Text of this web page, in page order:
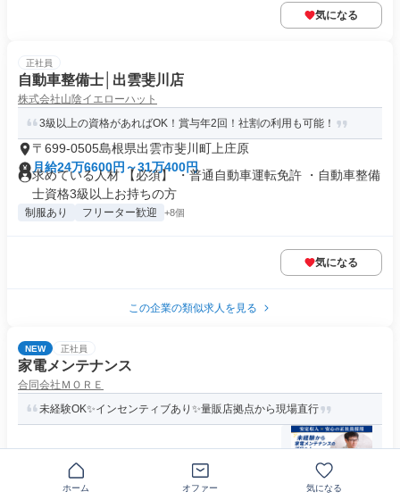
気になる
正社員
自動車整備士│出雲斐川店
株式会社山陰イエローハット
3級以上の資格があればOK！賞与年2回！社割の利用も可能！
〒699-0505島根県出雲市斐川町上庄原
月給24万6600円～31万400円
求めている人材 【必須】 ・普通自動車運転免許 ・自動車整備
士資格3級以上お持ちの方
制服あり フリーター歓迎 +8個
気になる
この企業の類似求人を見る
NEW 正社員
家電メンテナンス
合同会社ＭＯＲＥ
未経験OK✨インセンティブあり✨量販店拠点から現場直行
月給27万円以上
求めている人材 ╒━━━━━━━━━━━━━━━╗ ⭐フリー
ホーム オファー 気になる